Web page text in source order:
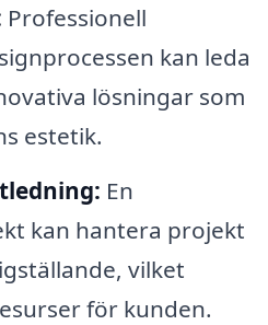
Professionell
kan leda
lösningar som
estetik.
En
kan hantera projekt
vilket
för kunden.